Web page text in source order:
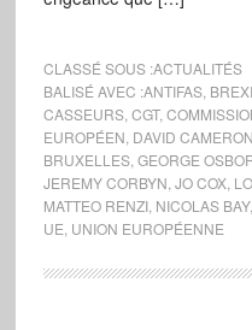
CLASSÉ SOUS :ACTUALITÉS
BALISÉ AVEC :ANTIFAS,
CASSEURS, CGT,
EUROPÉEN DAVID CAMERON
BRUXELLES, GEORGE
JEREMY CORBYN JO COX,
MATTEO RENZI, NICOLAS BAY,
UE UNION EUROPÉENNE